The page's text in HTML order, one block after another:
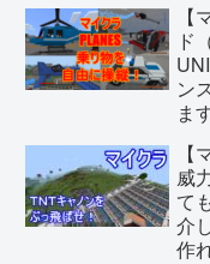
ド
ン
ま
威
て
介
作